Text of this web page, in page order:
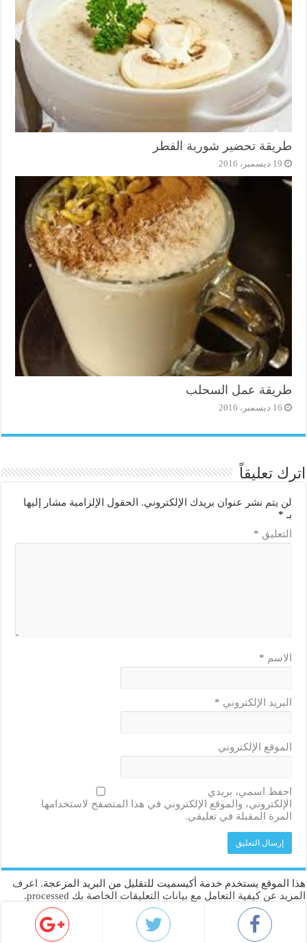
طريقة تحضير شوربة الفطر
19 ديسمبر، 2016
طريقة عمل السحلب
16 ديسمبر، 2016
اترك تعليقاً
لن يتم نشر عنوان بريدك الإلكتروني.
الحقول الإلزامية مشار إليها
بـ *
التعليق *
الاسم *
البريد الإلكتروني *
الموقع الإلكتروني
احفظ اسمي، بريدي
الإلكتروني، والموقع الإلكتروني في هذا المتصفح لاستخدامها
المرة المقبلة في تعليقي.
هذا الموقع يستخدم خدمة أكيسميت للتقليل من البريد المزعجة.
اعرف
المزيد عن كيفية التعامل مع بيانات التعليقات الخاصة بك processed
.